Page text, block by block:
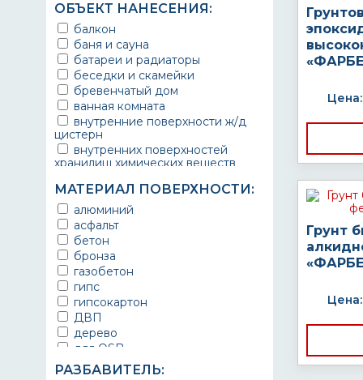
ОБЪЕКТ НАНЕСЕНИЯ:
балкон
баня и сауна
батареи и радиаторы
беседки и скамейки
бревенчатый дом
ванная комната
внутренние поверхности ж/д
цистерн
внутренних поверхностей
хранилищ химических веществ
ворота
выхлопные системы
автомобилей
газопроводы
гараж
гидротехнические сооружения
городской транспорт
грузовые вагоны
двери металлические
детали двигателей
детали машин
для автомобилей
МАТЕРИАЛ ПОВЕРХНОСТИ:
алюминий
асфальт
бетон
бронза
газобетон
гипс
гипсокартон
ДВП
дерево
для OSB
для бетона
РАЗБАВИТЕЛЬ:
Цена:
Грунт
Цена: